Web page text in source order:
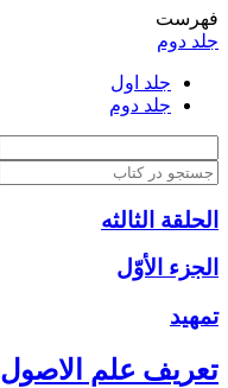
فهرست
جلد دوم
جلد اول
جلد دوم
الحلقة الثالثه
الجزء الأوّل‏
تمهيد
تعريف علم الاصول‏